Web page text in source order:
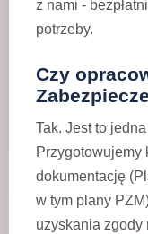
z nami -
potrzeby.
Czy
Tak. Jest to
Przygotowujemy
dokumentację
w tym plany
uzyskania zgody